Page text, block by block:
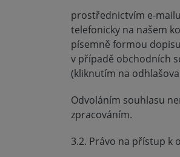
prostřednictvím e-
telefonicky na našem
písemně formou
v případě obchodních
(kliknutím na
Odvoláním souhlasu
zpracováním.
3.2. Právo na přístup k